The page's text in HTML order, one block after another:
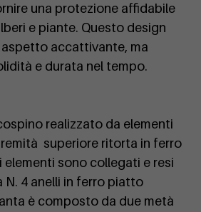
una protezione affidabile
e piante. Questo design
accattivante, ma
e durata nel tempo.
realizzato da elementi
superiore ritorta in ferro
sono collegati e resi
N. 4 anelli in ferro piatto
è composto da due metà